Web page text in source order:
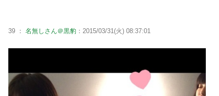
39 ： 名無しさん＠黒豹 ：2015/03/31(火) 08:37:01